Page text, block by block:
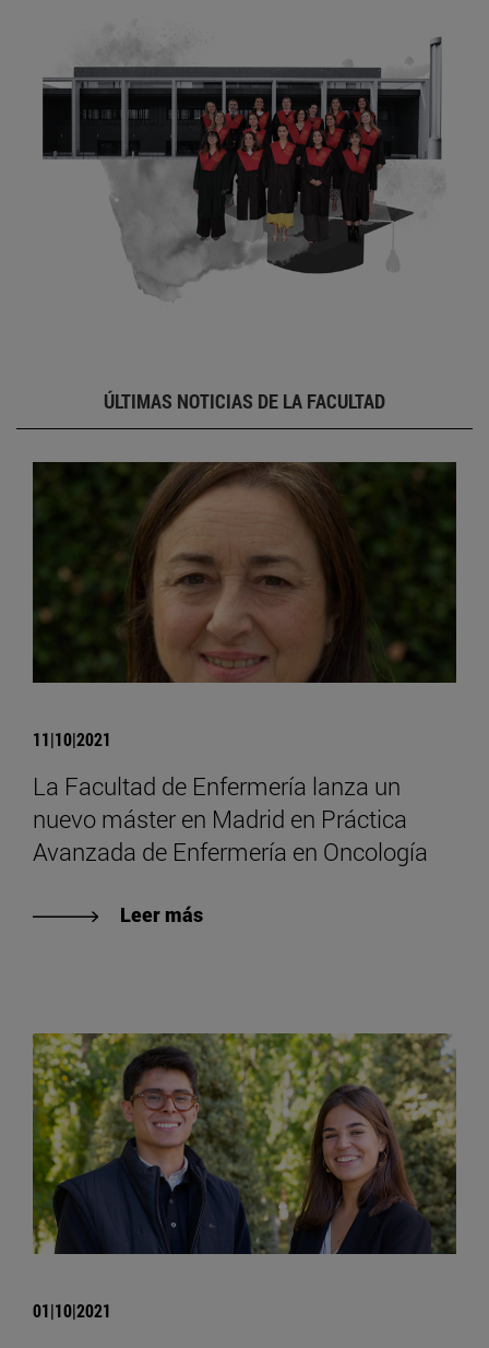
ÚLTIMAS NOTICIAS DE LA FACULTAD
11|10|2021
La Facultad de Enfermería lanza un
nuevo máster en Madrid en Práctica
Avanzada de Enfermería en Oncología
Leer más
01|10|2021